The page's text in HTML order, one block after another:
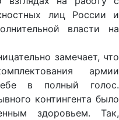
лиц России и
власти на
замечает, что
армии
в полный голос.
контингента было
здоровьем. Так,